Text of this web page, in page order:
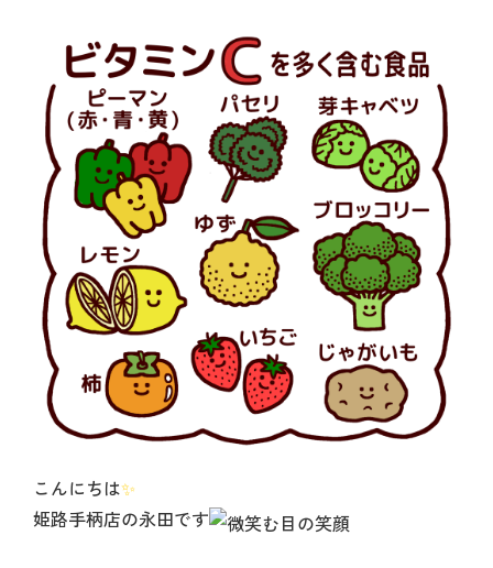
こんにちは✨
姫路手柄店の永田です